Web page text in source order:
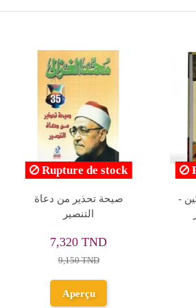
de stock
المنهجية
Rupture de
الطلاب بشرح تحرير
اللباب - الانصاري -